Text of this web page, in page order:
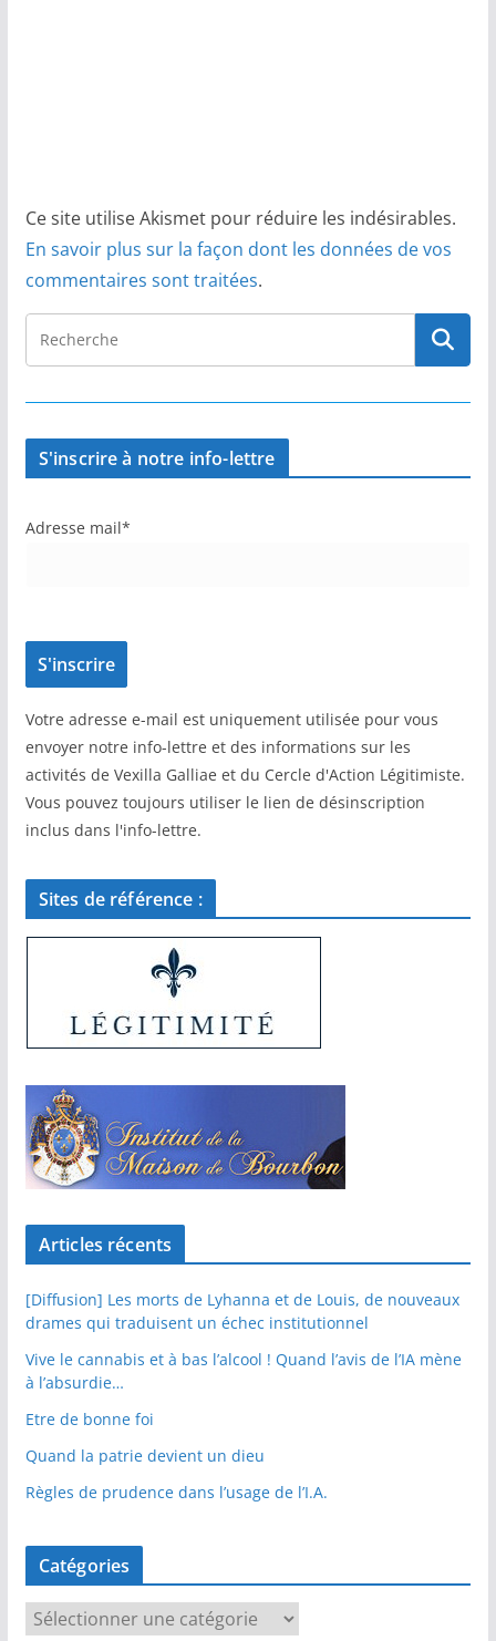
Ce site utilise Akismet pour réduire les indésirables.
En savoir plus sur la façon dont les données de vos
commentaires sont traitées.
S'inscrire à notre info-lettre
Adresse mail*
Votre adresse e-mail est uniquement utilisée pour vous
envoyer notre info-lettre et des informations sur les
activités de Vexilla Galliae et du Cercle d'Action Légitimiste.
Vous pouvez toujours utiliser le lien de désinscription
inclus dans l'info-lettre.
Sites de référence :
Articles récents
[Diffusion] Les morts de Lyhanna et de Louis, de nouveaux
drames qui traduisent un échec institutionnel
Vive le cannabis et à bas l’alcool ! Quand l’avis de l’IA mène
à l’absurdie…
Etre de bonne foi
Quand la patrie devient un dieu
Règles de prudence dans l’usage de l’I.A.
Catégories